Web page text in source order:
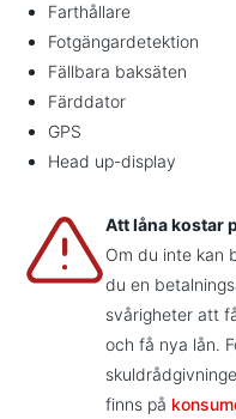
Farthållare
Fotgängardetektion
Fällbara baksäten
Färddator
GPS
Head up-display
Att låna kostar
Om du inte kan
du en
svårigheter att
och få nya lån.
finns på